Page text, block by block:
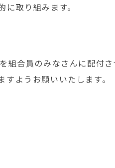
取り組みます。
組合員のみなさんに配付
ようお願いいたします。